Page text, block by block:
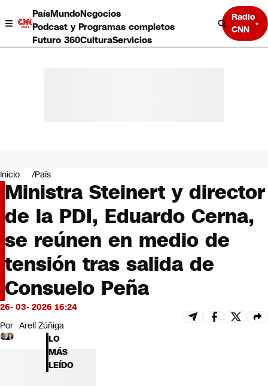
PaísMundoNegocios
Podcast y Programas completos
Futuro 360CulturaServicios
Radio
CNN
Negocios
Deportes
Programas completos
Cultura
Servicios
Bits
CNN tiempo
Futuro 360
Opinión
Inicio País
Ministra Steinert y director
de la PDI, Eduardo Cerna,
se reúnen en medio de
tensión tras salida de
Consuelo Peña
26- 03- 2026 16:24
Por Arelí Zúñiga
LO
MÁS
LEÍDO